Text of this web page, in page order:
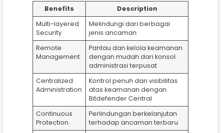
Benefits
Description
Multi-layered
Security
Melindungi dari berbagai
jenis ancaman
Remote
Management
Pantau dan kelola keamanan
dengan mudah dari konsol
administrasi terpusat
Centralized
Administration
Kontrol penuh dan visibilitas
atas keamanan dengan
Bitdefender Central
Continuous
Protection
Perlindungan berkelanjutan
terhadap ancaman terbaru